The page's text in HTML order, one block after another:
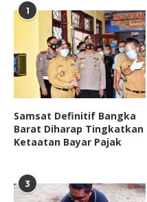
1
Samsat Definitif Bangka
Barat Diharap Tingkatkan
Ketaatan Bayar Pajak
3